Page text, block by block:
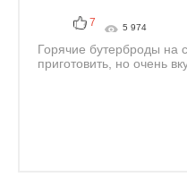
7 5 974
Горячие бутерброды на
приготовить, но очень